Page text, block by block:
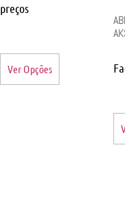
preços
Ver Opções